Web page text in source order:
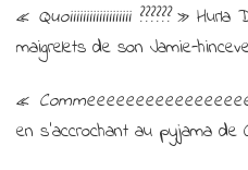
« Quoiiiiiiiiiiiiiiiiiii ??????» Hurla
maigrelets de son Jamie-
«
en s’accrochant au pyjama de